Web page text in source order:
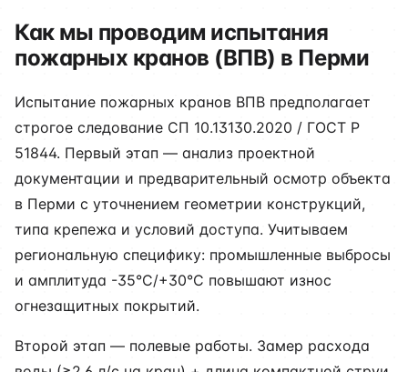
Как мы проводим испытания
пожарных кранов (ВПВ) в Перми
Испытание пожарных кранов ВПВ предполагает
строгое следование СП 10.13130.2020 / ГОСТ Р
51844. Первый этап — анализ проектной
документации и предварительный осмотр объекта
в Перми с уточнением геометрии конструкций,
типа крепежа и условий доступа. Учитываем
региональную специфику: промышленные выбросы
и амплитуда -35°C/+30°C повышают износ
огнезащитных покрытий.
Второй этап — полевые работы. Замер расхода